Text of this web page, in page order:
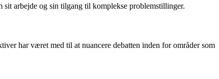
arbejde og sin tilgang til komplekse problemstillinger.
har været med til at nuancere debatten inden for områder som